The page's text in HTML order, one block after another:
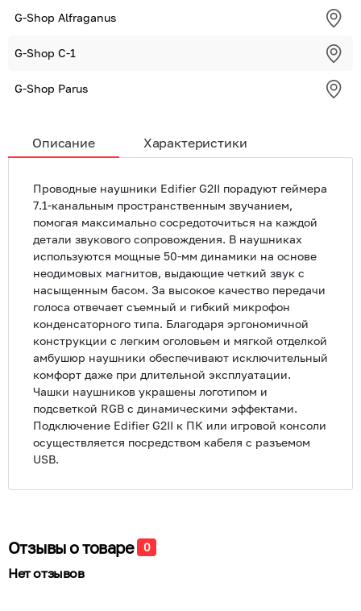
G-Shop Alfraganus
G-Shop С-1
G-Shop Parus
Описание Характеристики
Проводные наушники Edifier G2II порадуют геймера
7.1-канальным пространственным звучанием,
помогая максимально сосредоточиться на каждой
детали звукового сопровождения. В наушниках
используются мощные 50-мм динамики на основе
неодимовых магнитов, выдающие четкий звук с
насыщенным басом. За высокое качество передачи
голоса отвечает съемный и гибкий микрофон
конденсаторного типа. Благодаря эргономичной
конструкции с легким оголовьем и мягкой отделкой
амбушюр наушники обеспечивают исключительный
комфорт даже при длительной эксплуатации.
Чашки наушников украшены логотипом и
подсветкой RGB с динамическими эффектами.
Подключение Edifier G2II к ПК или игровой консоли
осуществляется посредством кабеля с разъемом
USB.
Отзывы о товаре 0
Нет отзывов